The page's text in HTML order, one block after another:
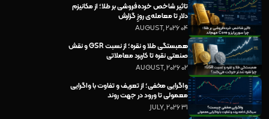
تاثیر شاخص خرده‌فروشی بر طلا؛ از مکانیزم
دلار تا معامله‌ی روزِ گزارش
04 AUGUST, 2026
همبستگی طلا و نقره؛ از نسبت GSR و نقش
صنعتی نقره تا کاربرد معاملاتی
02 AUGUST, 2026
واگرایی مخفی؛ از تعریف و تفاوت با واگرایی
معمولی تا ورود در جهت روند
31 JULY, 2026